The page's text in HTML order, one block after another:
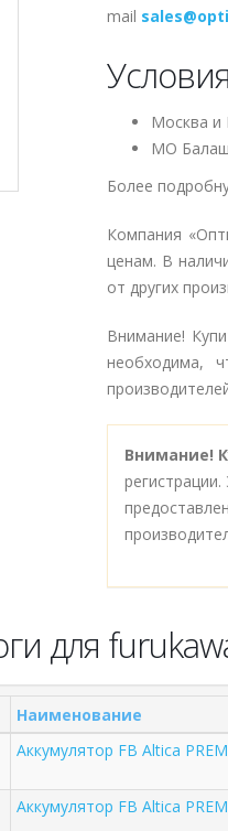
mail
Москва и
МО
Более
Компания
ценам. В
от других
Внимание!
необходима,
Внимание!
для
Наименование
Аккумулятор FB Altica
Аккумулятор FB Altica